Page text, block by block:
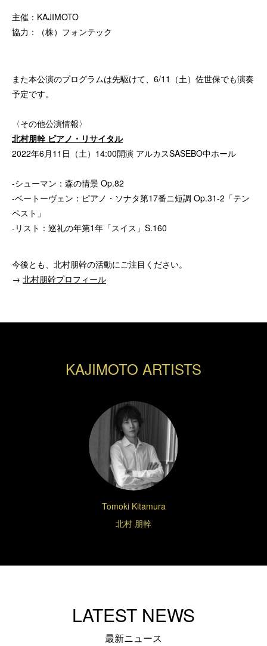
主催：KAJIMOTO
協力：（株）フォンテック
また本公演のプログラムは先駆けて、6/11（土）佐世保でも演奏
予定です。
〈その他公演情報〉
北村朋幹 ピアノ・リサイタル
2022年6月11日（土）14:00開演 アルカスSASEBO中ホール
-シューマン：森の情景 Op.82
-ベートーヴェン：ピアノ・ソナタ第17番ニ短調 Op.31-2「テン
ペスト」
-リスト：巡礼の年第1年「スイス」S.160
今後とも、北村朋幹の活動にご注目ください。
→ 北村朋幹プロフィール
KAJIMOTO ARTISTS
Tomoki Kitamura
北村 朋幹
LATEST NEWS
最新ニュース